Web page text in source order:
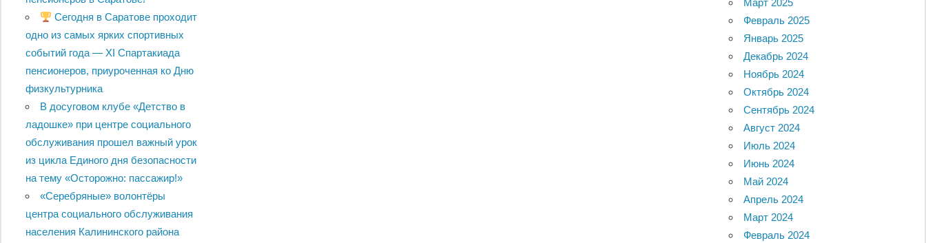
Сегодня в Саратове проходит
одно из самых ярких спортивных
событий года — XI Спартакиада
пенсионеров, приуроченная ко Дню
физкультурника
В досуговом клубе «Детство в
ладошке» при центре социального
обслуживания прошел важный урок
из цикла Единого дня безопасности
на тему «Осторожно: пассажир!»
«Серебряные» волонтёры
центра социального обслуживания
населения Калининского района
Февраль 2025
Январь 2025
Декабрь 2024
Ноябрь 2024
Октябрь 2024
Сентябрь 2024
Август 2024
Июль 2024
Июнь 2024
Май 2024
Апрель 2024
Март 2024
Февраль 2024